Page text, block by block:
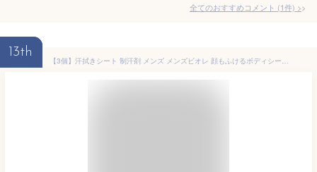
全てのおすすめコメント (1件) >
13th
【3個】汗拭きシート 制汗剤 メンズ メンズビオレ 顔もふけるボディシート PRO 汗拭きシート シート ボディシート 脇汗 男性 男性制汗剤 PRO 消臭 防臭 ビオレ 花王 ホワイトサボンの香り フルーティーベリーの香り クールタイプ/アイスサボンの香り